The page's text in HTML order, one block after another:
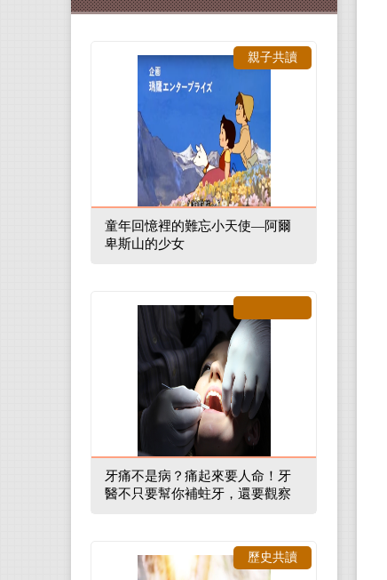
童年回憶裡的難忘小天使—阿爾
卑斯山的少女
親子共讀
牙痛不是病？痛起來要人命！牙
醫不只要幫你補蛀牙，還要觀察
歷史共讀